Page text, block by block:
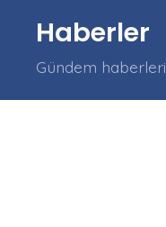
Haberler
Gündem haberleri